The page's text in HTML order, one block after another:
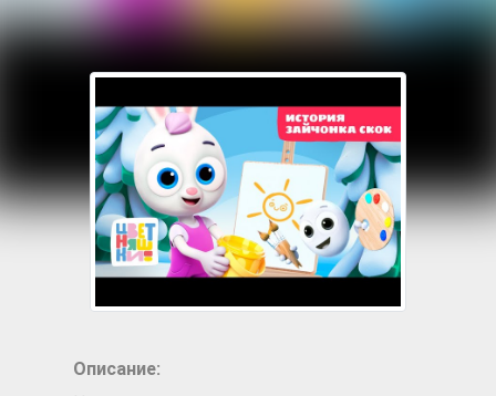
Зайчонок Скок
Описание: